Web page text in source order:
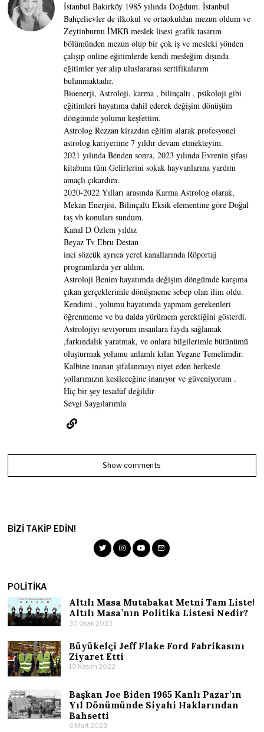
İstanbul Bakırköy 1985 yılında Doğdum. İstanbul
Bahçelievler de ilkokul ve ortaokuldan mezun oldum ve
Zeytinburnu İMKB meslek lisesi grafik tasarım
bölümünden mezun olup bir çok iş ve mesleki yönden
çalışıp online eğitimlerde kendi mesleğim dışında
eğitimler yer alıp uluslararası sertifikalarım
bulunmaktadır.
Bioenerji, Astroloji, karma , bilinçaltı , psikoloji gibi
eğitimleri hayatıma dahil ederek değişim dönüşüm
döngümde yolumu keşfettim.
Astrolog Rezzan kirazdan eğitim alarak profesyonel
astrolog kariyerime 7 yıldır devam etmekteyim.
2021 yılında Benden sonra, 2023 yılında Evrenin şifası
kitabımı tüm Gelirlerini sokak hayvanlarına yardım
amaçlı çıkardım.
2020-2022 Yılları arasında Karma Astrolog olarak,
Mekan Enerjisi, Bilinçaltı Eksik elementine göre Doğal
taş vb konuları sundum.
Kanal D Özlem yıldız
Beyaz Tv Ebru Destan
inci sözcük ayrıca yerel kanallarında Röportaj
programlarda yer aldım.
Astroloji Benim hayatımda değişim döngümde karşıma
çıkan gerçeklerimle dönüşmeme sebep olan ilim oldu.
Kendimi , yolumu hayatımda yapmam gerekenleri
öğrenmeme ve bu dalda yürümem gerektiğini gösterdi.
Astrolojiyi seviyorum insanlara fayda sağlamak
,farkındalık yaratmak, ve onlara bilgilerimle bütünümü
oluşturmak yolumu anlamlı kılan Yegane Temelimdir.
Kalbine inanan şifalanmayı niyet eden herkesle
yollarımızın kesileceğine inanıyor ve güveniyorum .
Hiç bir şey tesadüf değildir
Sevgi Saygılarımla
Show comments
BIZI TAKIP EDIN!
POLITIKA
Altılı Masa Mutabakat Metni Tam Liste!
Altılı Masa’nın Politika Listesi Nedir?
30 Ocak 2023
Büyükelçi Jeff Flake Ford Fabrikasını
Ziyaret Etti
10 Kasım 2022
Başkan Joe Biden 1965 Kanlı Pazar’ın
Yıl Dönümünde Siyahi Haklarından
Bahsetti
6 Mart 2023